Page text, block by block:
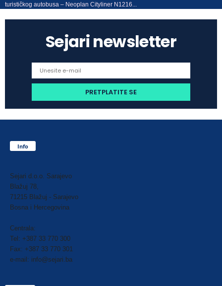
turističkog autobusa – Neoplan Cityliner N1216...
Sejari newsletter
Info
Sejari d.o.o. Sarajevo
Blažuj 78,
71215 Blažuj - Sarajevo
Bosna i Hercegovina
Centrala:
Tel: +387 33 770 300
Fax: +387 33 770 301
e-mail: info@sejari.ba